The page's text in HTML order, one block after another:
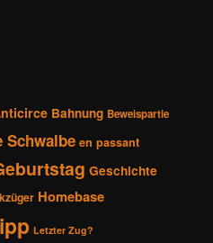
Bahnung Beweispartie
Schwalbe en passant
Geschichte
Homebase
Letzter Zug?